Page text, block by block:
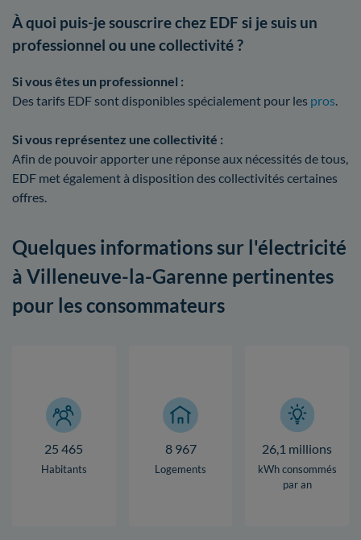
À quoi puis-je souscrire chez EDF si je suis un
professionnel ou une collectivité ?
Si vous êtes un professionnel :
Des tarifs EDF sont disponibles spécialement pour les pros.
Si vous représentez une collectivité :
Afin de pouvoir apporter une réponse aux nécessités de tous,
EDF met également à disposition des collectivités certaines
offres.
Quelques informations sur l'électricité
à Villeneuve-la-Garenne pertinentes
pour les consommateurs
25 465
Habitants
8 967
Logements
26,1 millions
kWh consommés
par an